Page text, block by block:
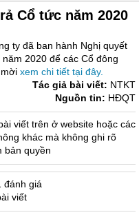
Cổ tức năm 2020
ty đã ban hành Nghị quyết
2020 để các Cổ đông
xem chi tiết tại đây.
Tác giả bài viết: NTKT
Nguồn tin: HĐQT
viết trên ở website hoặc các
khác mà không ghi rõ
bản quyền
đánh giá
viết